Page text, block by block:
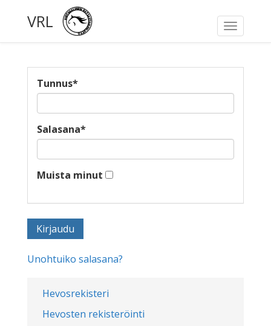
Toggle
VRL
Hevosrekisteri
Hevosten rekisteröinti
Tunnus*
Salasana*
Muista minut
Unohtuiko salasana?